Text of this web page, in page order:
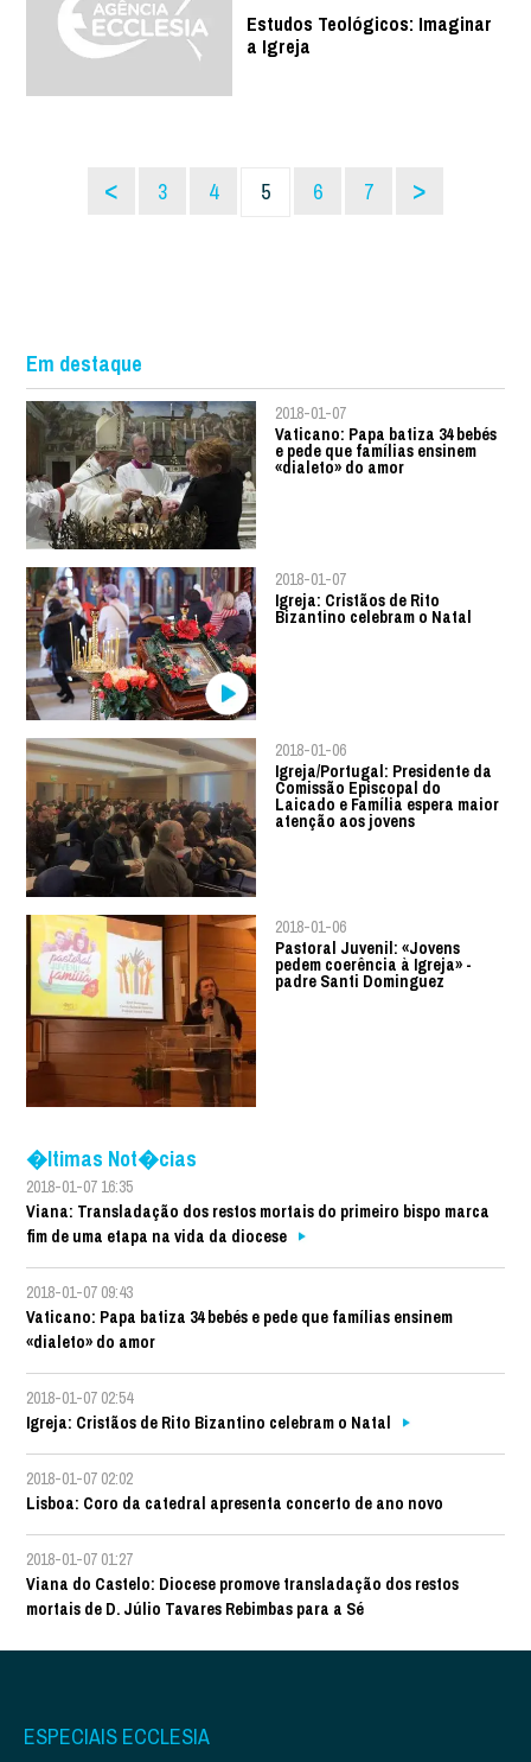
Estudos Teológicos: Imaginar
a Igreja
< 3 4 5 6 7 >
Em destaque
2018-01-07
Vaticano: Papa batiza 34 bebés
e pede que famílias ensinem
«dialeto» do amor
2018-01-07
Igreja: Cristãos de Rito
Bizantino celebram o Natal
2018-01-06
Igreja/Portugal: Presidente da
Comissão Episcopal do
Laicado e Família espera maior
atenção aos jovens
2018-01-06
Pastoral Juvenil: «Jovens
pedem coerência à Igreja» -
padre Santi Dominguez
�ltimas Not�cias
2018-01-07 16:35
Viana: Transladação dos restos mortais do primeiro bispo marca
fim de uma etapa na vida da diocese
2018-01-07 09:43
Vaticano: Papa batiza 34 bebés e pede que famílias ensinem
«dialeto» do amor
2018-01-07 02:54
Igreja: Cristãos de Rito Bizantino celebram o Natal
2018-01-07 02:02
Lisboa: Coro da catedral apresenta concerto de ano novo
2018-01-07 01:27
Viana do Castelo: Diocese promove transladação dos restos
mortais de D. Júlio Tavares Rebimbas para a Sé
ESPECIAIS ECCLESIA